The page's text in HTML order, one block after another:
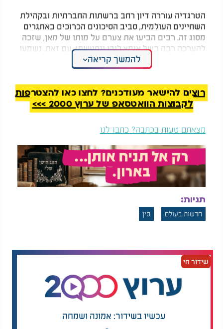
הטרגדיה עוררה דיון רחב ברשתות החברתיות ובקהילת
השחיינים העולמית, סביב הסיכונים הכרוכים באתגרים
מסוג זה. רבים הביעו את צערם על מותו של מאן, שזכה
להערכה רבה בשל אומץ ליבו ונחישותו. עם זאת, נשמעו
גם קולות שקראו להעלאת המודעות לסכנות השחייה
במים קפואים ובנקיטת צעדים מחמירים יותר, לשמירה
להמשך קריאה
רוצים להישאר מעודכנים? לחצו כאן להצטרפות
לקבוצות הוואטסאפ של ערוץ 2000 >>>
מצאתם טעות בכתבה? כתבו לנו
תגיות:
חדשות בעולם סין
שידור חי
עכשיו בשידור: אמונה ושמחה